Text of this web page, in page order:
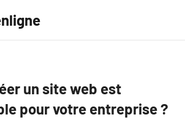
un site web est
pour votre entreprise ?